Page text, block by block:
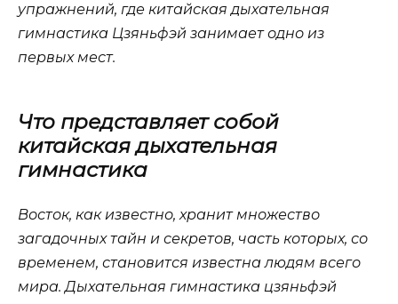
упражнений, где китайская дыхательная
гимнастика Цзяньфэй занимает одно из
первых мест.
Что представляет собой
китайская дыхательная
гимнастика
Восток, как известно, хранит множество
загадочных тайн и секретов, часть которых, со
временем, становится известна людям всего
мира. Дыхательная гимнастика цзяньфэй